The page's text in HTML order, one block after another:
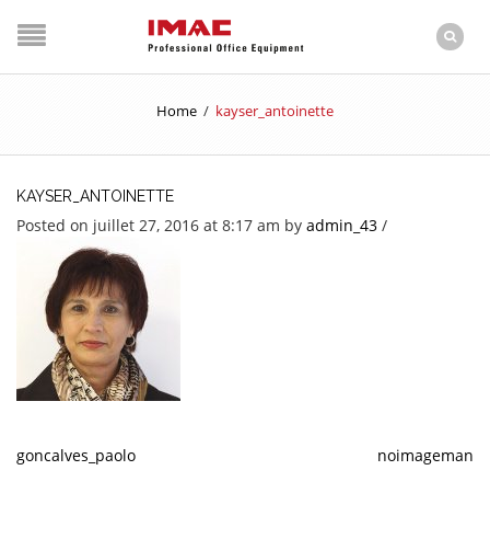
Home / kayser_antoinette
KAYSER_ANTOINETTE
Posted on juillet 27, 2016 at 8:17 am by admin_43 /
goncalves_paolo noimageman